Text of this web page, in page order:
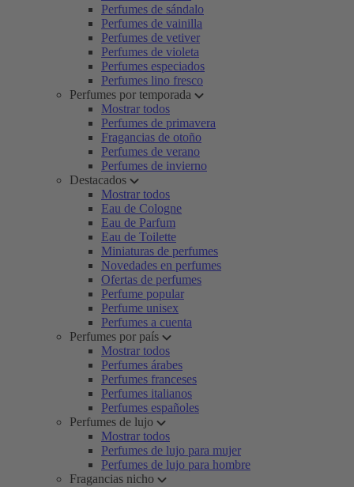
Perfumes de sándalo
Perfumes de vainilla
Perfumes de vetiver
Perfumes de violeta
Perfumes especiados
Perfumes lino fresco
Perfumes por temporada
Mostrar todos
Perfumes de primavera
Fragancias de otoño
Perfumes de verano
Perfumes de invierno
Destacados
Mostrar todos
Eau de Cologne
Eau de Parfum
Eau de Toilette
Miniaturas de perfumes
Novedades en perfumes
Ofertas de perfumes
Perfume popular
Perfume unisex
Perfumes a cuenta
Perfumes por país
Mostrar todos
Perfumes árabes
Perfumes franceses
Perfumes italianos
Perfumes españoles
Perfumes de lujo
Mostrar todos
Perfumes de lujo para mujer
Perfumes de lujo para hombre
Fragancias nicho